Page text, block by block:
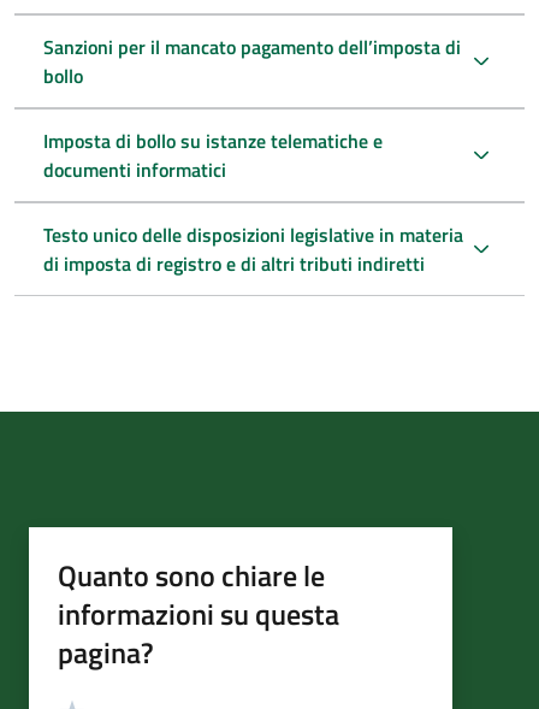
Sanzioni per il mancato pagamento dell’imposta di
bollo
Imposta di bollo su istanze telematiche e
documenti informatici
Testo unico delle disposizioni legislative in materia
di imposta di registro e di altri tributi indiretti
Quanto sono chiare le
informazioni su questa
pagina?